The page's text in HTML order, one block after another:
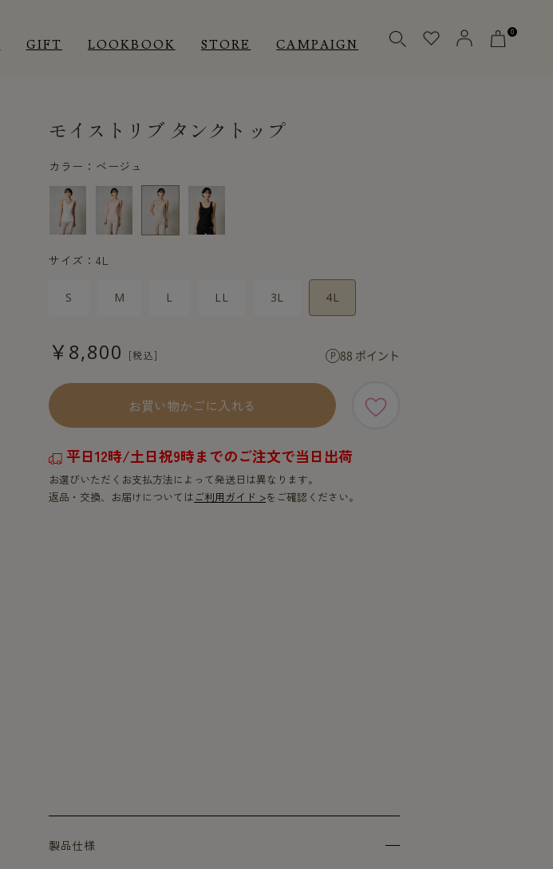
GIFT LOOKBOOK STORE CAMPAIGN
0
ROOM WEAR INNER
CUSTOMER
ROOM WEAR
CUSTOMER
モイストリブ タンクトップ
カラー：ベージュ
サイズ：4L
S M L LL 3L 4L
￥8,800 88 ポイント
お買い物かごに入れる
平日12時/土日祝9時までのご注文で当日出荷
お選びいただくお支払方法によって発送日は異なります。
返品・交換、お届けについてはご利用ガイド >をご確認ください。
製品仕様